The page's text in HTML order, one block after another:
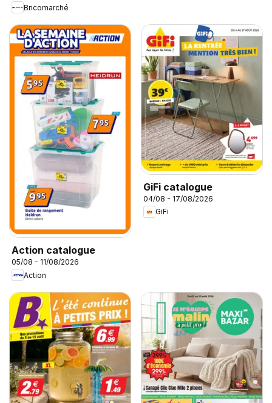
Bricomarché
Action catalogue
05/08 - 11/08/2026
Action
GiFi catalogue
04/08 - 17/08/2026
GiFi